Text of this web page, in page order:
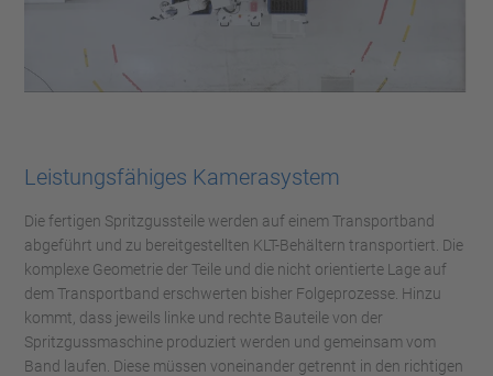
Leistungsfähiges Kamerasystem
Die fertigen Spritzgussteile werden auf einem Transportband
abgeführt und zu bereitgestellten KLT-Behältern transportiert. Die
komplexe Geometrie der Teile und die nicht orientierte Lage auf
dem Transportband erschwerten bisher Folgeprozesse. Hinzu
kommt, dass jeweils linke und rechte Bauteile von der
Spritzgussmaschine produziert werden und gemeinsam vom
Band laufen. Diese müssen voneinander getrennt in den richtigen